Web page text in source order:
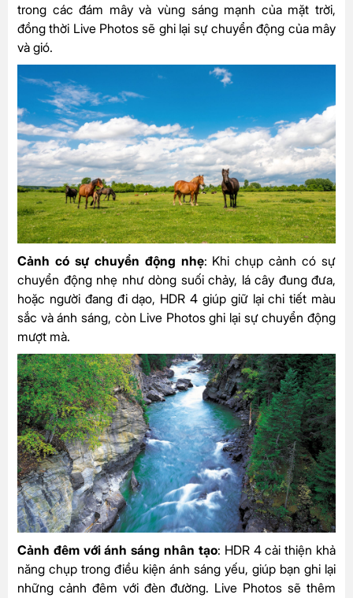
trong các đám mây và vùng sáng mạnh của mặt trời,
đồng thời Live Photos sẽ ghi lại sự chuyển động của mây
và gió.
Cảnh có sự chuyển động nhẹ: Khi chụp cảnh có sự
chuyển động nhẹ như dòng suối chảy, lá cây đung đưa,
hoặc người đang đi dạo, HDR 4 giúp giữ lại chi tiết màu
sắc và ánh sáng, còn Live Photos ghi lại sự chuyển động
mượt mà.
Cảnh đêm với ánh sáng nhân tạo: HDR 4 cải thiện khả
năng chụp trong điều kiện ánh sáng yếu, giúp bạn ghi lại
những cảnh đêm với đèn đường. Live Photos sẽ thêm